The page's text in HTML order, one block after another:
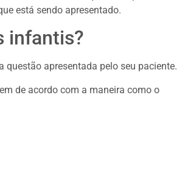
está sendo apresentado.
infantis?
apresentada pelo seu paciente.
de acordo com a maneira como o